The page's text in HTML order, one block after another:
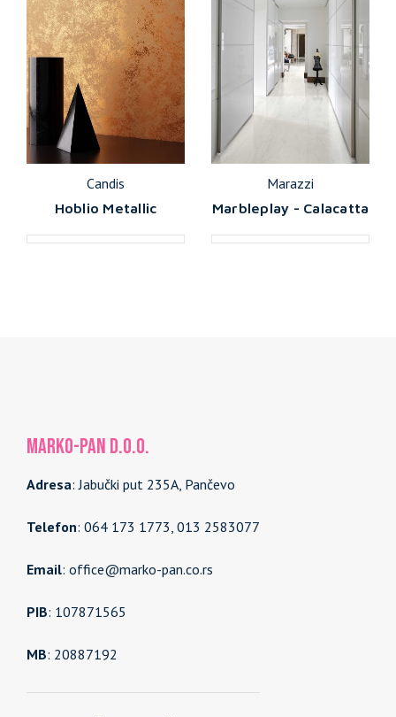
Candis
Hoblio Metallic
Marazzi
Marbleplay - Calacatta
MARKO-PAN d.o.o.
Adresa: Jabučki put 235A, Pančevo
Telefon: 064 173 1773, 013 2583077
Email: office@marko-pan.co.rs
PIB: 107871565
MB: 20887192